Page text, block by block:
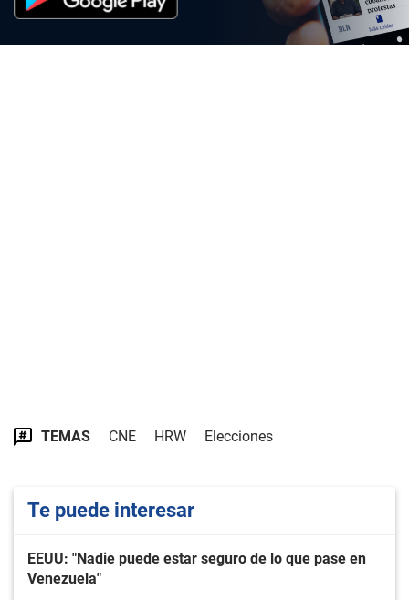
TEMAS CNE HRW Elecciones
Te puede interesar
EEUU: "Nadie puede estar seguro de lo que pase en
Venezuela"